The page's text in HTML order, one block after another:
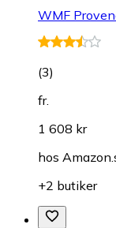
WMF
(3)
fr.
1 608 kr
hos
+2 butiker